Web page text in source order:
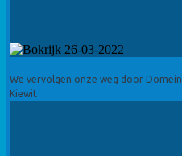
We vervolgen onze weg door Domein
Kiewit